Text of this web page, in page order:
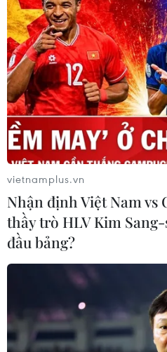
vietnamplus.vn
Nhận định Việt Nam vs
thầy trò HLV Kim
đầu bảng?